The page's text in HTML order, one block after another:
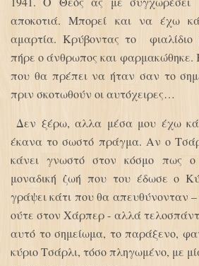
αποκοτιά. Μπορεί και να έχω
αμαρτία. Κρύβοντας το
πήρε ο άνθρωπος και φαρμακώθηκε.
που θα πρέπει να ήταν σαν το
πριν σκοτωθούν οι αυτόχειρες…
Δεν ξέρω, αλλα μέσα μου έχω
έκανα το σωστό πράγμα. Αν ο
κάνει γνωστό στον κόσμο πως ο
μοναδική ζωή που του έδωσε ο
γράψει κάτι που θα απευθύνονταν –
ούτε στον Χάρπερ - αλλά
αυτό το σημείωμα, το παράξενο,
κύριο Τσάρλι, τόσο πληγωμένο, με